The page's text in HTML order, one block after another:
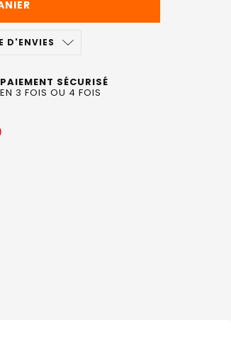
D'ENVIES
PAIEMENT SÉCURISÉ
EN 3 FOIS OU 4 FOIS